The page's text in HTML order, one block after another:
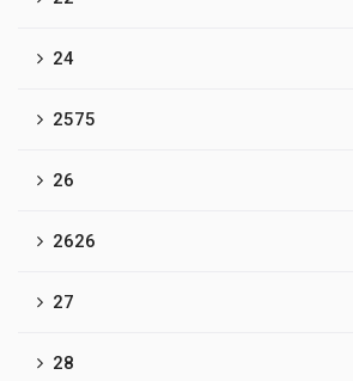
24
2575
26
2626
27
28